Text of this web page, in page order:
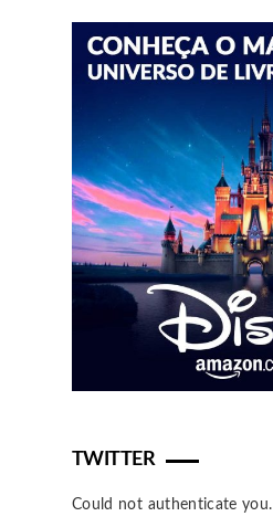
TWITTER
Could not authenticate you.